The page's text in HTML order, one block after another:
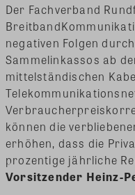
Der Fachverband
negativen Folgen
Sammelinkassos ab
mittelständischen
können die
erhöhen, dass die
prozentige jährliche
Vorsitzender Heinz-